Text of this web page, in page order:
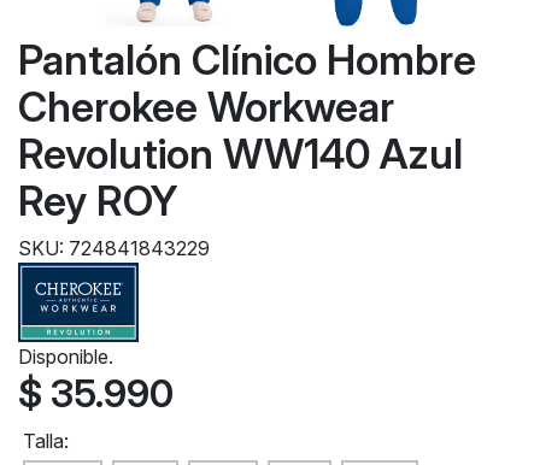
Pantalón Clínico Hombre
Cherokee Workwear
Revolution WW140 Azul
Rey ROY
SKU: 724841843229
Disponible.
$ 35.990
Talla: